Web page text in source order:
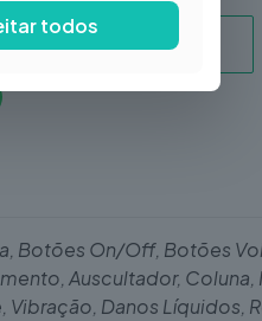
Botões On/Off, Botões
Auscultador,
Vibração, Danos Líquidos,
todos